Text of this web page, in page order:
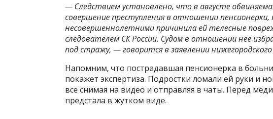
— Следствием установлено, что в августе
совершение преступления в отношении пенсионерки,
несовершеннолетними причинила ей телесные
следователем СК России. Судом в отношении нее
под стражу, — говорится в заявлении
Напомним, что пострадавшая пенсионерка в
покажет экспертиза. Подростки ломали ей руки и
все снимая на видео и отправляя в чаты. Перед
предстала в жутком виде.